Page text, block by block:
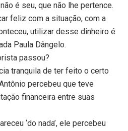
é seu, que não lhe pertence.
feliz com a situação, com a
utilizar desse dinheiro é
Paula Dângelo.
passou?
tranquila de ter feito o certo
percebeu que teve
financeira entre suas
‘do nada’, ele percebeu